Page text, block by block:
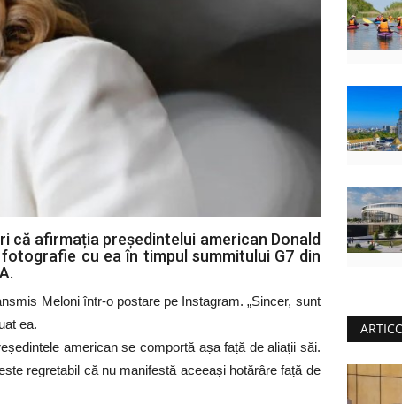
că afirmația președintelui american Donald
cu ea în timpul summitului G7 din
Meloni într-o postare pe Instagram. „Sincer, sunt
ea.
american se comportă așa față de aliații săi.
regretabil că nu manifestă aceeași hotărâre față de